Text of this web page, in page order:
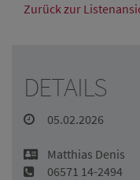
Zurück zur
DETAILS
05.02.2026
Matthias Denis
06571 14-2494